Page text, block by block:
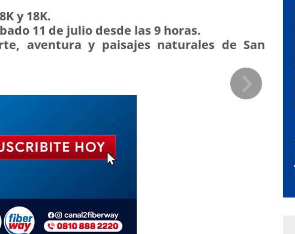
y 18K.
11 de julio desde las 9 horas.
aventura y paisajes naturales de San